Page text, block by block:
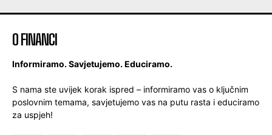
O FINANCI
Informiramo. Savjetujemo. Educiramo.
S nama ste uvijek korak ispred – informiramo vas o ključnim
poslovnim temama, savjetujemo vas na putu rasta i educiramo
za uspjeh!